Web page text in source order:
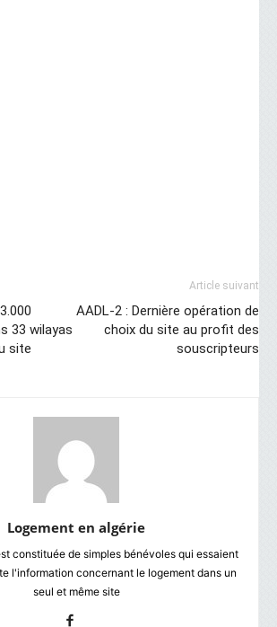
33 wilayas
site
Article suivant
AADL-2 : Dernière opération de
choix du site au profit des
souscripteurs
Logement en algérie
constituée de simples bénévoles qui essaient
l'information concernant le logement dans un
seul et même site